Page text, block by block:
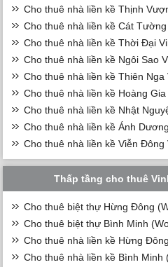
Cho thuê nhà liền kề Thịnh
Cho thuê nhà liền kề Cát
Cho thuê nhà liền kề Thời Đại
Cho thuê nhà liền kề Ngôi Sao
Cho thuê nhà liền kề Thiên
Cho thuê nhà liền kề Hoàng
Cho thuê nhà liền kề Nhật
Cho thuê nhà liền kề Ánh
Cho thuê nhà liền kề Viễn Đông
Thấp tầng cho thuê
Cho thuê biệt thự Hừng Đông
Cho thuê biệt thự Bình Minh
Cho thuê nhà liền kề Hừng
Cho thuê nhà liền kề Bình Minh